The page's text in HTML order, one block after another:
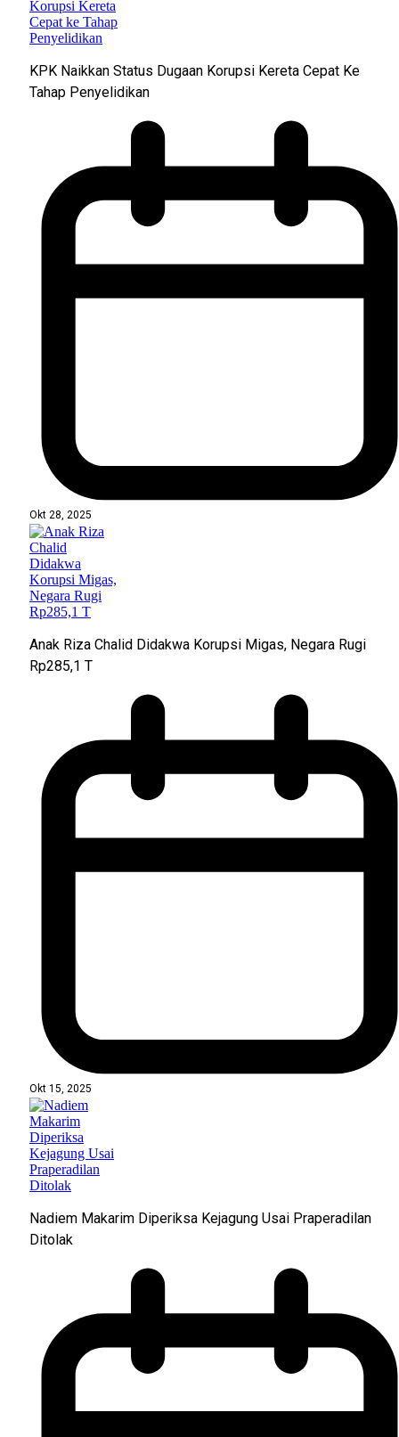
KPK Naikkan Status Dugaan Korupsi Kereta Cepat Ke
Tahap Penyelidikan
Okt 28, 2025
Anak Riza Chalid Didakwa Korupsi Migas, Negara Rugi
Rp285,1 T
Okt 15, 2025
Nadiem Makarim Diperiksa Kejagung Usai Praperadilan
Ditolak